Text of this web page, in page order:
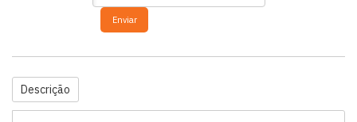
Enviar
Descrição